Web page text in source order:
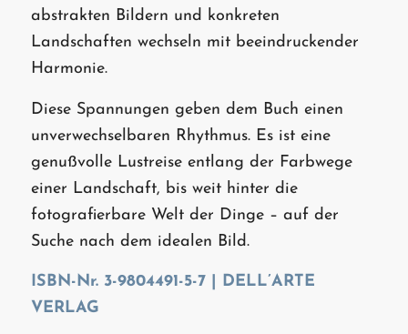
abstrakten Bildern und konkreten
Landschaften wechseln mit beeindruckender
Harmonie.
Diese Spannungen geben dem Buch einen
unverwechselbaren Rhythmus. Es ist eine
genußvolle Lustreise entlang der Farbwege
einer Landschaft, bis weit hinter die
fotografierbare Welt der Dinge – auf der
Suche nach dem idealen Bild.
ISBN-Nr. 3-9804491-5-7 | DELL’ARTE
VERLAG